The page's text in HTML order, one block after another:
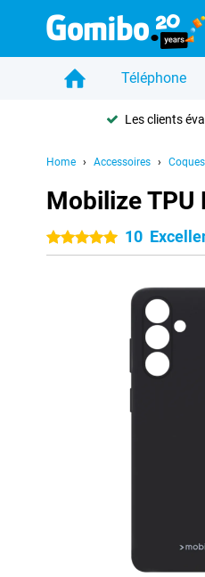
Téléphone
Les clients
Home Accessoires Coques
Mobilize TPU
5 étoiles10